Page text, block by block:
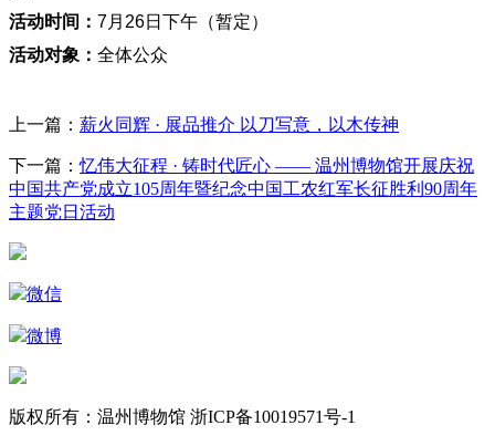
活动时间： 7月26日下午（暂定）
活动对象： 全体公众
上一篇： 薪火同辉 · 展品推介 以刀写意，以木传神
下一篇：忆伟大征程 · 铸时代匠心 —— 温州博物馆开展庆祝
中国共产党成立105周年暨纪念中国工农红军长征胜利90周年
主题党日活动
微信
微博
版权所有：温州博物馆 浙ICP备10019571号-1